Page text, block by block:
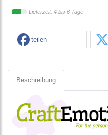
Lieferzeit: 4 bis 6 Tage
teilen
Beschreibung